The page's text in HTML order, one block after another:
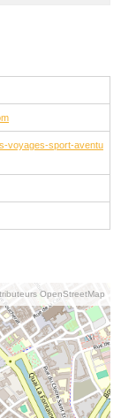
voyages-sport-aventu
OpenStreetMap